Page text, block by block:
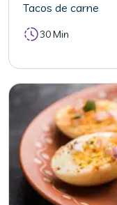
Tacos de carne
30 Min